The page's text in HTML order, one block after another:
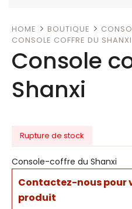
HOME BOUTIQUE
CONSOLE COFFRE DU SHANXI
Console
Shanxi
Rupture de stock
Console-coffre du Shanxi
Contactez-nous pour
produit